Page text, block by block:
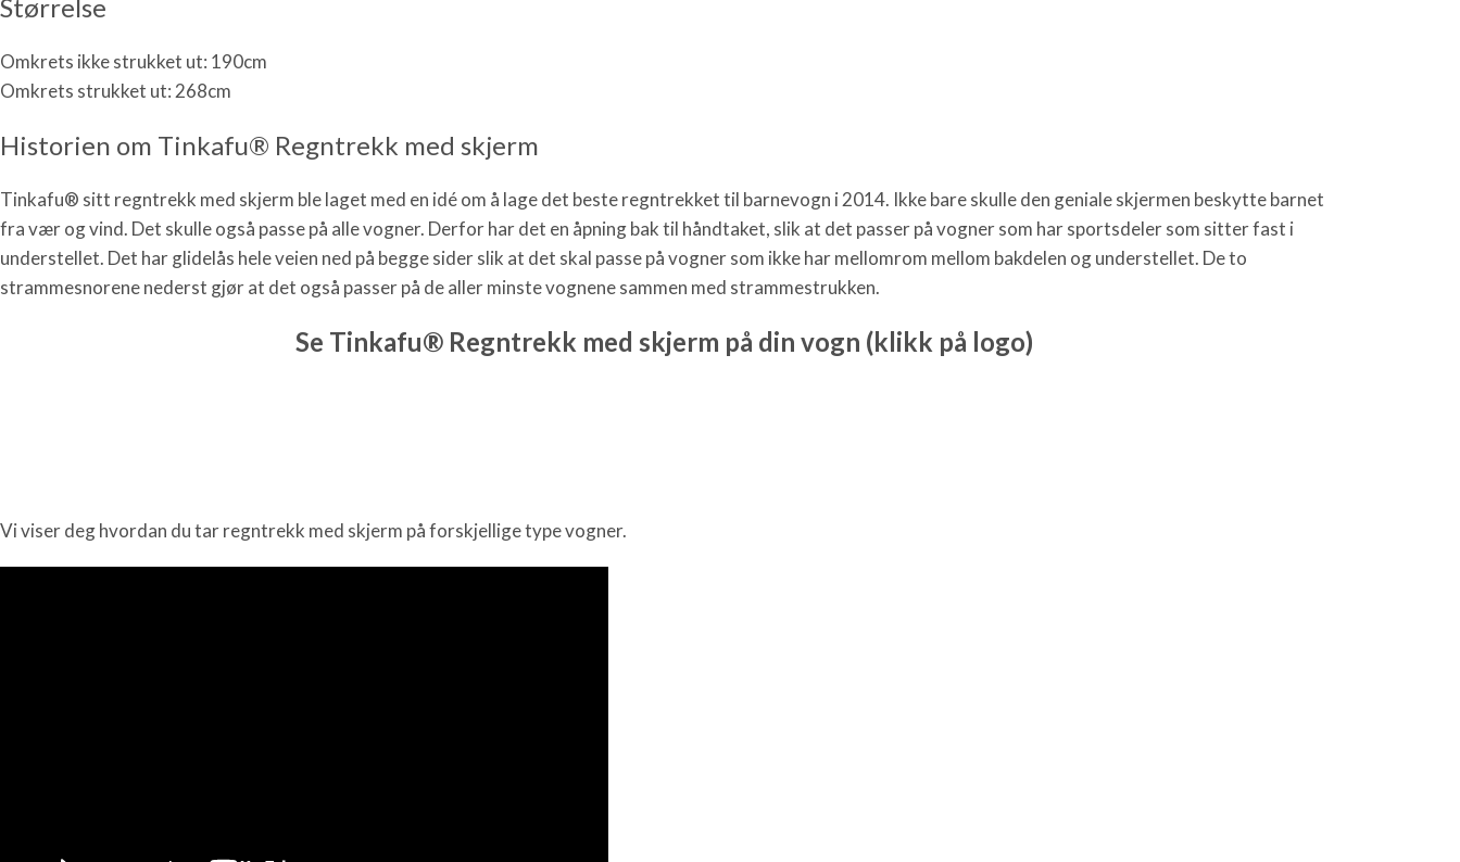
Størrelse
Omkrets ikke strukket ut: 190cm
Omkrets strukket ut: 268cm
Historien om Tinkafu® Regntrekk med skjerm
Tinkafu® sitt regntrekk med skjerm ble laget med en idé om å lage det beste regntrekket til barnevogn i 2014. Ikke bare skulle den geniale skjermen beskytte barnet
fra vær og vind. Det skulle også passe på alle vogner. Derfor har det en åpning bak til håndtaket, slik at det passer på vogner som har sportsdeler som sitter fast i
understellet. Det har glidelås hele veien ned på begge sider slik at det skal passe på vogner som ikke har mellomrom mellom bakdelen og understellet. De to
strammesnorene nederst gjør at det også passer på de aller minste vognene sammen med strammestrukken.
Se Tinkafu® Regntrekk med skjerm på din vogn (klikk på logo)
Vi viser deg hvordan du tar regntrekk med skjerm på forskjellige type vogner.